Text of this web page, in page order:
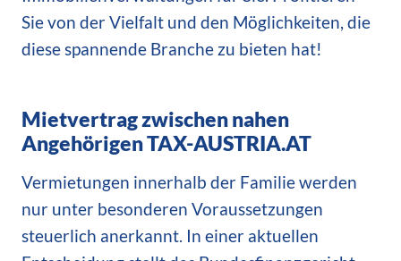
Sie von der Vielfalt und den Möglichkeiten, die
diese spannende Branche zu bieten hat!
Mietvertrag zwischen nahen
Angehörigen TAX-AUSTRIA.AT
Vermietungen innerhalb der Familie werden
nur unter besonderen Voraussetzungen
steuerlich anerkannt. In einer aktuellen